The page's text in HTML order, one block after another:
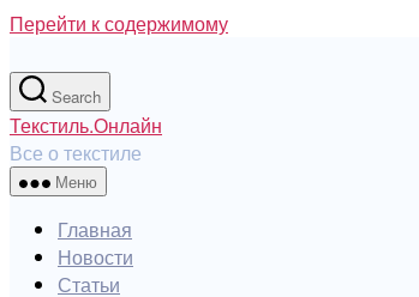
Перейти к содержимому
Search
Текстиль.Онлайн
Все о текстиле
Меню
Главная
Новости
Статьи